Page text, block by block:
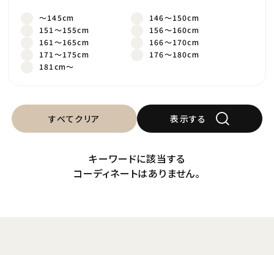
～145cm
146～150cm
151～155cm
156～160cm
161～165cm
166～170cm
171～175cm
176～180cm
181cm～
すべてクリア 表示する
キーワードに該当する
コーディネートはありません。